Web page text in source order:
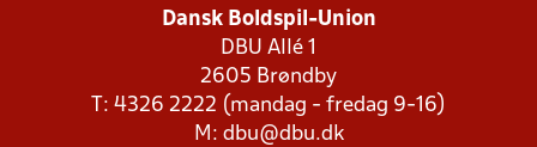
Dansk Boldspil-Union
DBU Allé 1
2605 Brøndby
T: 4326 2222 (mandag - fredag 9-16)
M: dbu@dbu.dk